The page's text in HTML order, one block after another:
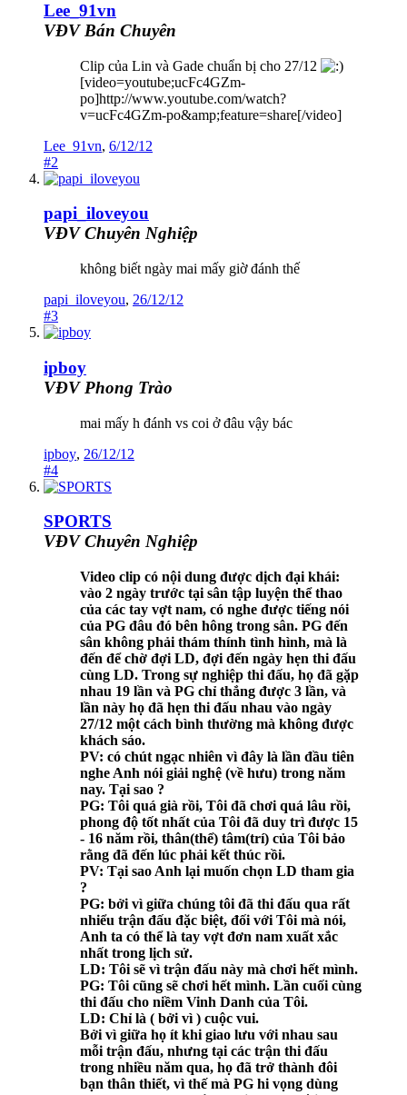
Lee_91vn
VĐV Bán Chuyên
Clip của Lin và Gade chuẩn bị cho 27/12
[video=youtube;ucFc4GZm-
po]http://www.youtube.com/watch?
v=ucFc4GZm-po&amp;feature=share[/video]
Lee_91vn, 6/12/12
#2
papi_iloveyou
VĐV Chuyên Nghiệp
không biết ngày mai mấy giờ đánh thế
papi_iloveyou, 26/12/12
#3
ipboy
VĐV Phong Trào
mai mấy h đánh vs coi ở đâu vậy bác
ipboy, 26/12/12
#4
SPORTS
VĐV Chuyên Nghiệp
Video clip có nội dung được dịch đại khái:
vào 2 ngày trước tại sân tập luyện thể thao
của các tay vợt nam, có nghe được tiếng nói
của PG đâu đó bên hông trong sân. PG đến
sân không phải thám thính tình hình, mà là
đến để chờ đợi LD, đợi đến ngày hẹn thi đấu
cùng LD. Trong sự nghiệp thi đấu, họ đã gặp
nhau 19 lần và PG chỉ thắng được 3 lần, và
lần này họ đã hẹn thi đấu nhau vào ngày
27/12 một cách bình thường mà không được
khách sáo.
PV: có chút ngạc nhiên vì đây là lần đầu tiên
nghe Anh nói giải nghệ (về hưu) trong năm
nay. Tại sao ?
PG: Tôi quá già rồi, Tôi đã chơi quá lâu rồi,
phong độ tốt nhất của Tôi đã duy trì được 15
- 16 năm rồi, thân(thể) tâm(trí) của Tôi bảo
rằng đã đến lúc phải kết thúc rồi.
PV: Tại sao Anh lại muốn chọn LD tham gia
?
PG: bởi vì giữa chúng tôi đã thi đấu qua rất
nhiểu trận đấu đặc biệt, đối với Tôi mà nói,
Anh ta có thể là tay vợt đơn nam xuất xắc
nhất trong lịch sử.
LD: Tôi sẽ vì trận đấu này mà chơi hết mình.
PG: Tôi cũng sẽ chơi hết mình. Lần cuối cùng
thi đấu cho niềm Vinh Danh của Tôi.
LD: Chỉ là ( bởi vì ) cuộc vui.
Bởi vì giữa họ ít khi giao lưu với nhau sau
mỗi trận đấu, nhưng tại các trận thi đấu
trong nhiều năm qua, họ đã trở thành đôi
bạn thân thiết, vì thế mà PG hi vọng dùng